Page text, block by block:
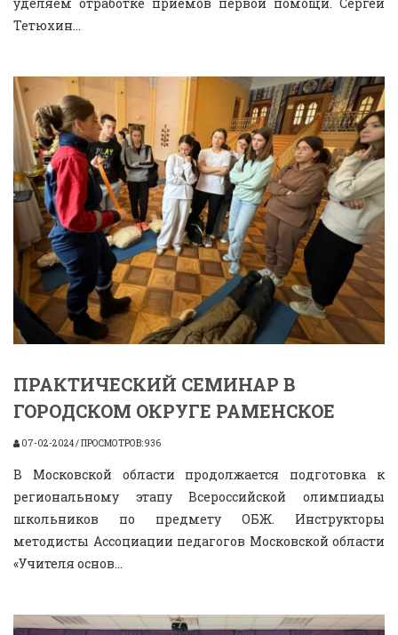
Тетюхин...
ПРАКТИЧЕСКИЙ СЕМИНАР В
ГОРОДСКОМ ОКРУГЕ РАМЕНСКОЕ
07-02-2024 / ПРОСМОТРОВ: 936
В Московской области продолжается подготовка к
региональному этапу Всероссийской олимпиады
школьников по предмету ОБЖ. Инструкторы
методисты Ассоциации педагогов Московской области
«Учителя основ...